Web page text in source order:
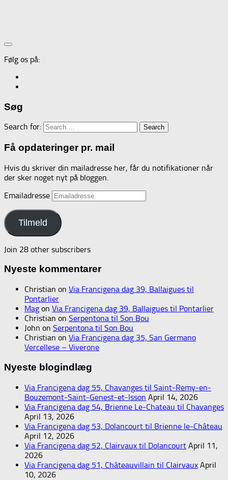
Følg os på:
Søg
Search for:
Få opdateringer pr. mail
Hvis du skriver din mailadresse her, får du notifikationer når
der sker noget nyt på bloggen.
Emailadresse
Tilmeld
Join 28 other subscribers
Nyeste kommentarer
Christian on Via Francigena dag 39, Ballaigues til
Pontarlier
Mag on Via Francigena dag 39, Ballaigues til Pontarlier
Christian on Serpentona til Son Bou
John on Serpentona til Son Bou
Christian on Via Francigena dag 35, San Germano
Vercellese – Viverone
Nyeste blogindlæg
Via Francigena dag 55, Chavanges til Saint-Remy-en-
Bouzemont-Saint-Genest-et-Isson April 14, 2026
Via Francigena dag 54, Brienne Le-Chateau til Chavanges
April 13, 2026
Via Francigena dag 53, Dolancourt til Brienne le-Château
April 12, 2026
Via Francigena dag 52, Clairvaux til Dolancourt April 11,
2026
Via Francigena dag 51, Châteauvillain til Clairvaux April
10, 2026